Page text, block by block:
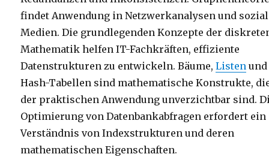
findet Anwendung in Netzwerkanalysen und
Medien. Die grundlegenden Konzepte der
Mathematik helfen IT-Fachkräften, effiziente
Datenstrukturen zu entwickeln. Bäume,Listen und
Hash-Tabellen sind mathematische Konstrukte,
der praktischen Anwendung unverzichtbar sind.
Optimierung von Datenbankabfragen erfordert ein
Verständnis von Indexstrukturen und deren
mathematischen Eigenschaften.